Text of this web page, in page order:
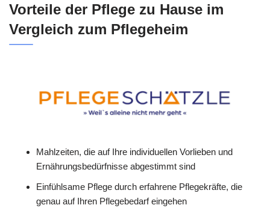
Vorteile der Pflege zu Hause im
Vergleich zum Pflegeheim
Mahlzeiten, die auf Ihre individuellen Vorlieben und
Ernährungsbedürfnisse abgestimmt sind
Einfühlsame Pflege durch erfahrene Pflegekräfte, die
genau auf Ihren Pflegebedarf eingehen